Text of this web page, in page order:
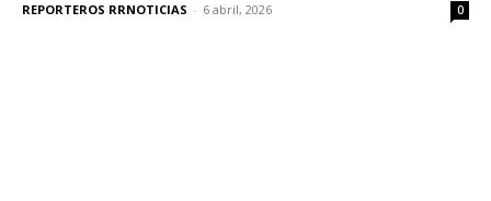
REPORTEROS RRNOTICIAS - 6 abril, 2026 0